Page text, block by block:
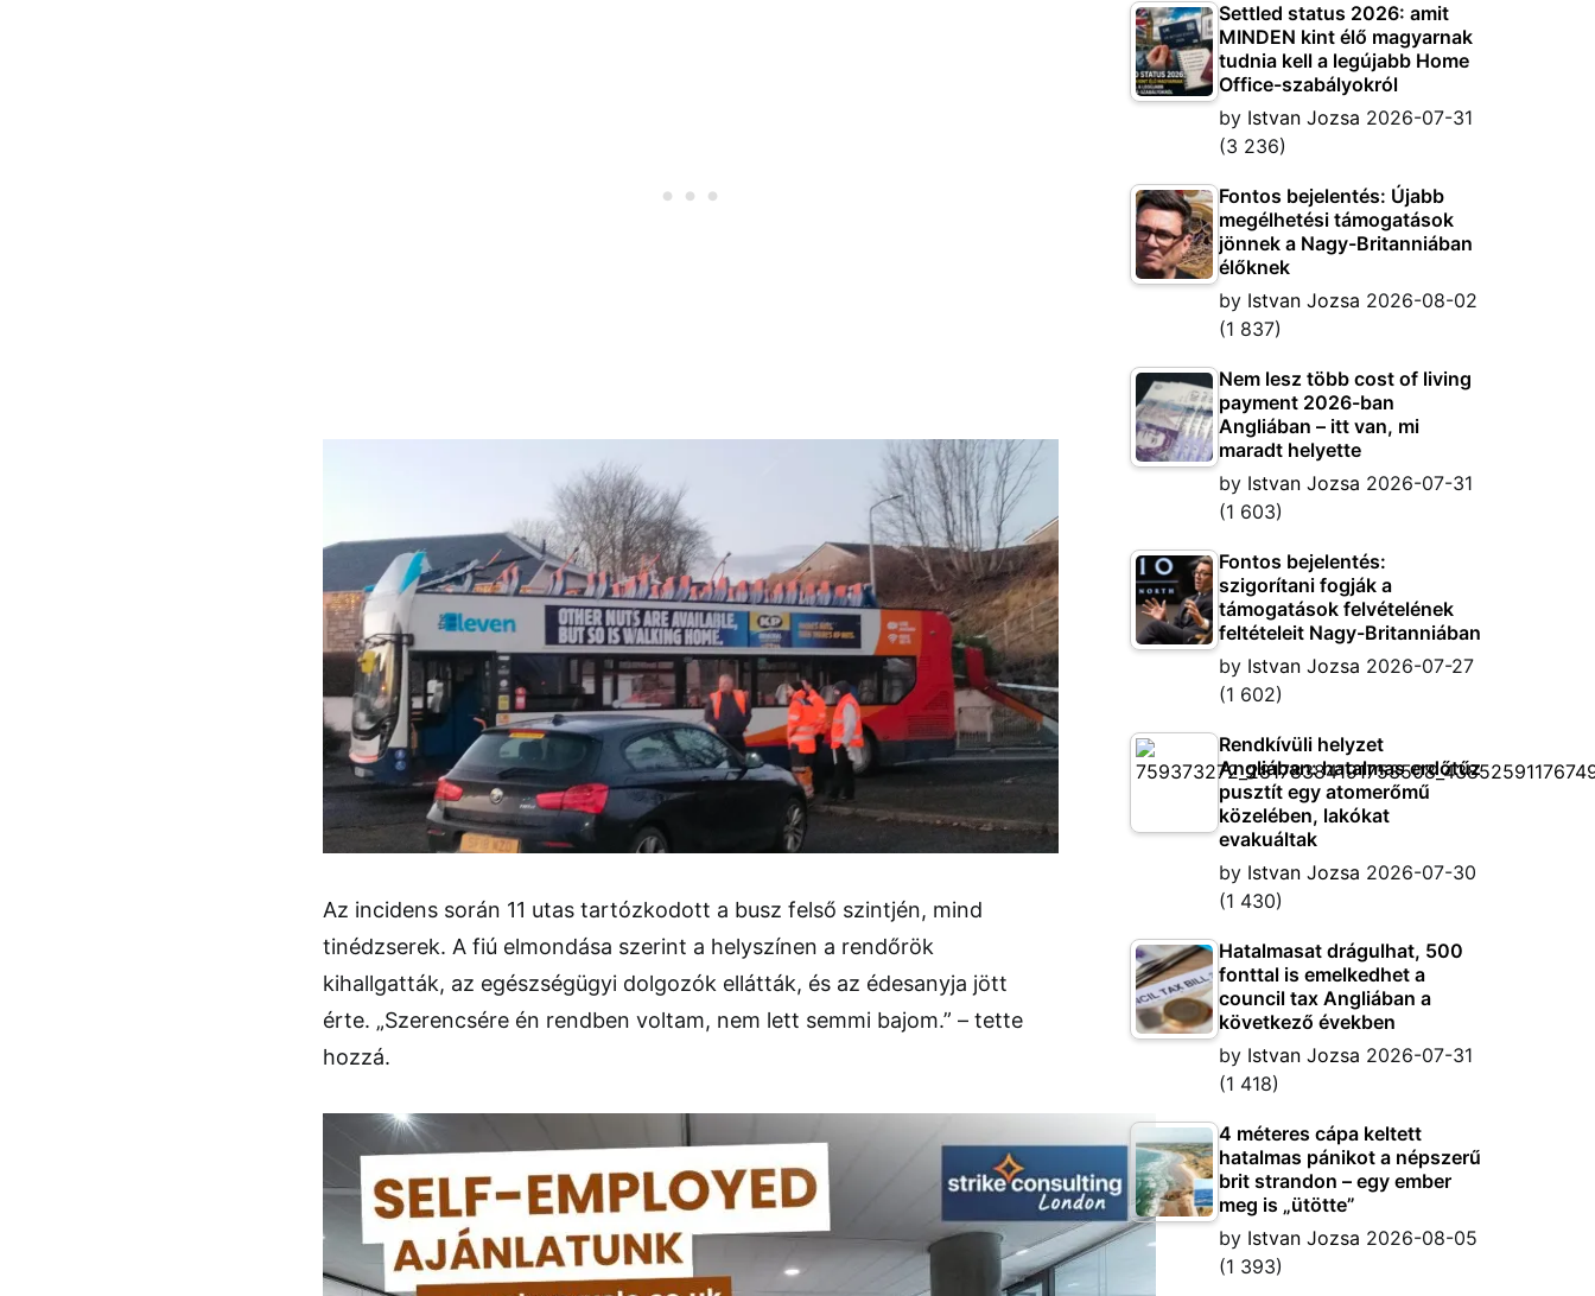
Az incidens során 11 utas tartózkodott a busz felső szintjén, mind
tinédzserek. A fiú elmondása szerint a helyszínen a rendőrök
kihallgatták, az egészségügyi dolgozók ellátták, és az édesanyja jött
érte. „Szerencsére én rendben voltam, nem lett semmi bajom.” – tette
hozzá.
Settled status 2026: amit
MINDEN kint élő magyarnak
tudnia kell a legújabb Home
Office-szabályokról
by Istvan Jozsa 2026-07-31
(3 236)
Fontos bejelentés: Újabb
megélhetési támogatások
jönnek a Nagy-Britanniában
élőknek
by Istvan Jozsa 2026-08-02
(1 837)
Nem lesz több cost of living
payment 2026-ban
Angliában – itt van, mi
maradt helyette
by Istvan Jozsa 2026-07-31
(1 603)
Fontos bejelentés:
szigorítani fogják a
támogatások felvételének
feltételeit Nagy-Britanniában
by Istvan Jozsa 2026-07-27
(1 602)
Rendkívüli helyzet
Angliában: hatalmas erdőtűz
pusztít egy atomerőmű
közelében, lakókat
evakuáltak
by Istvan Jozsa 2026-07-30
(1 430)
Hatalmasat drágulhat, 500
fonttal is emelkedhet a
council tax Angliában a
következő években
by Istvan Jozsa 2026-07-31
(1 418)
4 méteres cápa keltett
hatalmas pánikot a népszerű
brit strandon – egy ember
meg is „ütötte”
by Istvan Jozsa 2026-08-05
(1 393)